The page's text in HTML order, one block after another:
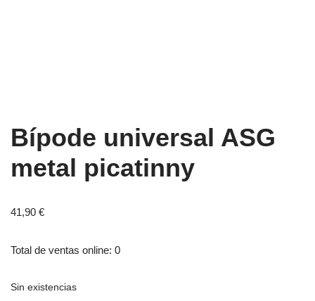
Bípode universal ASG
metal picatinny
41,90 €
Total de ventas online: 0
Sin existencias